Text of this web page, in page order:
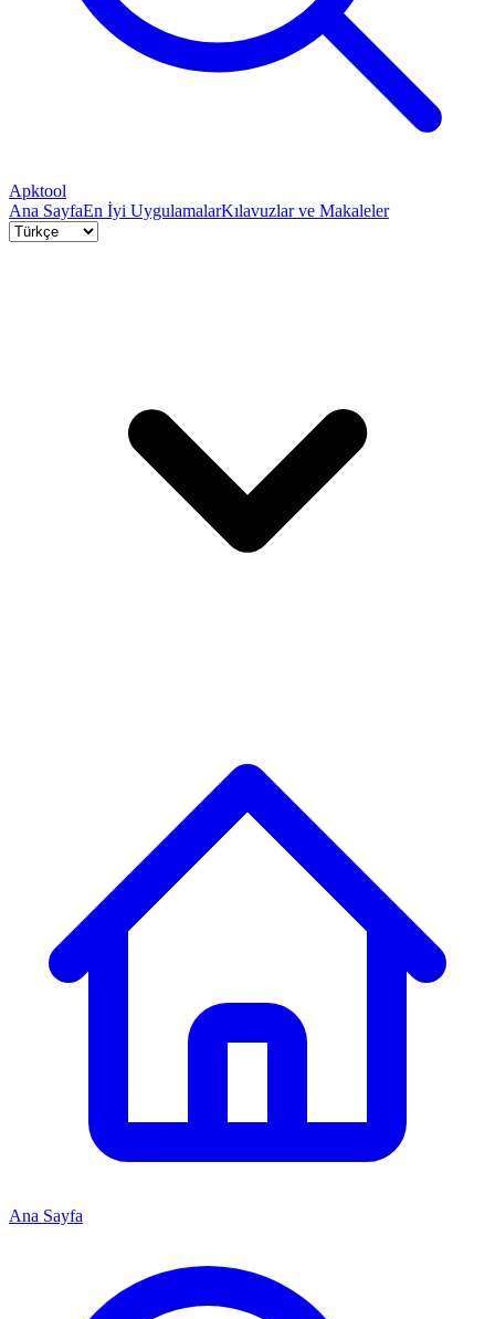
Apktool
Ana SayfaEn İyi UygulamalarKılavuzlar ve Makaleler
Ana Sayfa